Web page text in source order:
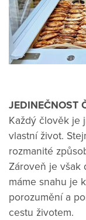
JEDINEČNOST
Každý člověk je
vlastní život.
rozmanité
Zároveň je však
máme snahu je
porozumění a
cestu životem.